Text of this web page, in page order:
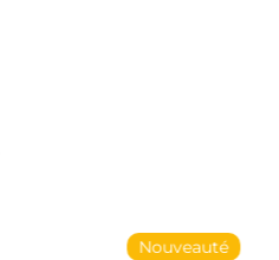
Nouveauté